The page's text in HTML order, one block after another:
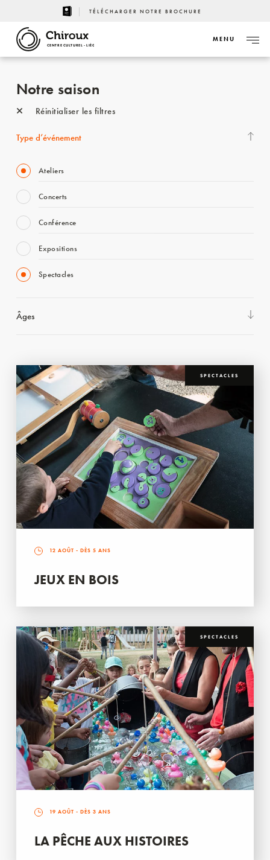
TÉLÉCHARGER NOTRE BROCHURE
CENTRE CULTUREL - LIÈGE
MENU
Notre saison
Réinitialiser les filtres
Type d’événement
Ateliers
Concerts
Conférence
Expositions
Spectacles
Âges
SPECTACLES
12 AOÛT - DÈS 5 ANS
JEUX EN BOIS
SPECTACLES
19 AOÛT - DÈS 3 ANS
LA PÊCHE AUX HISTOIRES